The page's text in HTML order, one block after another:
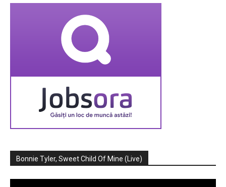
Bonnie Tyler, Sweet Child Of Mine (Live)